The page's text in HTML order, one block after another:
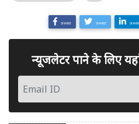
SHARE SHARE
न्यूजलेटर पाने के लिए